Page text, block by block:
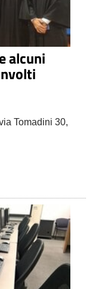
alcuni
Tomadini 30,